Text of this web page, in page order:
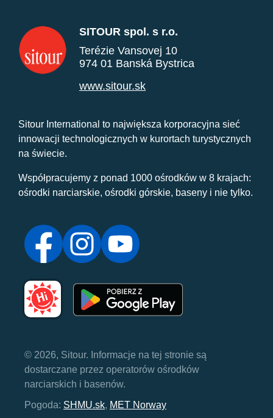
SITOUR spol. s r.o.
Terézie Vansovej 10
974 01 Banská Bystrica
www.sitour.sk
Sitour International to największa korporacyjna sieć
innowacji technologicznych w kurortach turystycznych
na świecie.
Współpracujemy z ponad 1000 ośrodków w 8 krajach:
ośrodki narciarskie, ośrodki górskie, baseny i nie tylko.
© 2026, Sitour. Informacje na tej stronie są
dostarczane przez operatorów ośrodków
narciarskich i basenów.
Pogoda: SHMU.sk, MET Norway